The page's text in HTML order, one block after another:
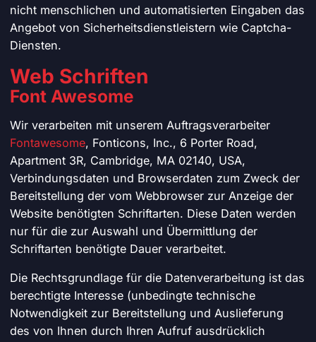
nicht menschlichen und automatisierten Eingaben das
Angebot von Sicherheitsdienstleistern wie Captcha-
Diensten.
Web Schriften
Font Awesome
Wir verarbeiten mit unserem Auftragsverarbeiter
Fontawesome, Fonticons, Inc., 6 Porter Road,
Apartment 3R, Cambridge, MA 02140, USA,
Verbindungsdaten und Browserdaten zum Zweck der
Bereitstellung der vom Webbrowser zur Anzeige der
Website benötigten Schriftarten. Diese Daten werden
nur für die zur Auswahl und Übermittlung der
Schriftarten benötigte Dauer verarbeitet.
Die Rechtsgrundlage für die Datenverarbeitung ist das
berechtigte Interesse (unbedingte technische
Notwendigkeit zur Bereitstellung und Auslieferung
des von Ihnen durch Ihren Aufruf ausdrücklich